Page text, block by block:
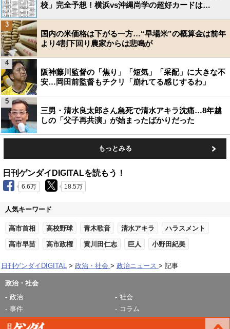
校」完全予想！横浜vs沖縄尚学の超好カードは…
国内の米価格は下がる一方…“早場米”の概算金は前年
より4割下回り農家からは悲鳴が
3
阪神藤川監督の「焦り」「短気」「采配」に大きな不
安…岡田前監督もチクリ「崩れてる感じするわ」
4
三男・清水良太郎さん急死で清水アキラ沈痛…8年越
しの「父子再共演」が始まったばかりだった
5
もっとみる
日刊ゲンダイDIGITALを読もう！
6.6万 18.5万
人気キーワード
高市首相 高校野球 青木歌音 清水アキラ ハラスメント
高市早苗 高市政権 黄川田仁志 巨人 小野田紀美
日刊ゲンダイDIGITAL 政治・社会 政治ニュース 記事
政治・社会
政治
社会
事件
コラム